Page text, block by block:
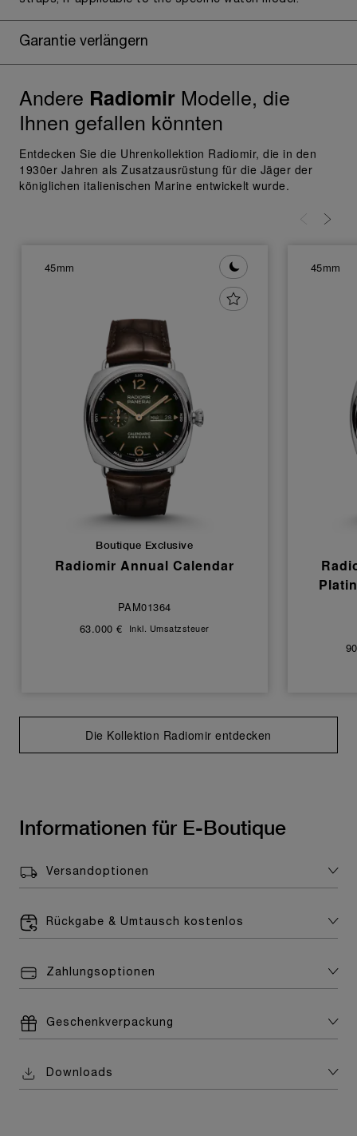
Garantie verlängern
Andere Radiomir Modelle, die
Ihnen gefallen könnten
Entdecken Sie die Uhrenkollektion Radiomir, die in den
1930er Jahren als Zusatzausrüstung für die Jäger der
königlichen italienischen Marine entwickelt wurde.
45mm
Boutique Exclusive
Radiomir Annual Calendar
PAM01364
63.000 €
Inkl. Umsatzsteuer
45mm
Die Kollektion Radiomir entdecken
Informationen für E-Boutique
Versandoptionen
Rückgabe & Umtausch kostenlos
Zahlungsoptionen
Geschenkverpackung
Downloads